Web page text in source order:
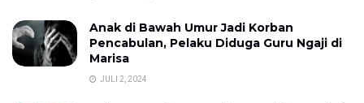
Anak di Bawah Umur Jadi Korban
Pencabulan, Pelaku Diduga Guru Ngaji di
Marisa
JULI 2, 2024